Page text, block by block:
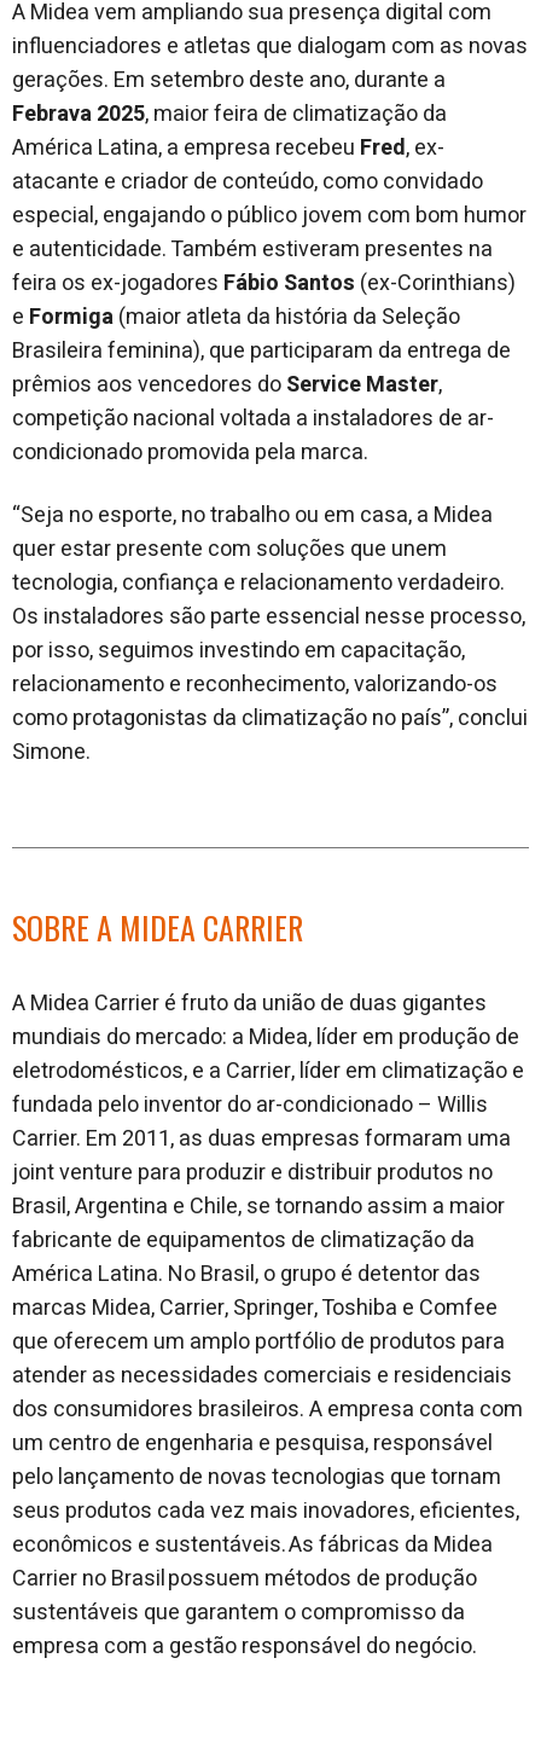
A Midea vem ampliando sua presença digital com
influenciadores e atletas que dialogam com as novas
gerações. Em setembro deste ano, durante a
Febrava 2025, maior feira de climatização da
América Latina, a empresa recebeu Fred, ex-
atacante e criador de conteúdo, como convidado
especial, engajando o público jovem com bom humor
e autenticidade. Também estiveram presentes na
feira os ex-jogadores Fábio Santos (ex-Corinthians)
e Formiga(maior atleta da história da Seleção
Brasileira feminina), que participaram da entrega de
prêmios aos vencedores doService Master,
competição nacional voltada a instaladores de ar-
condicionado promovida pela marca.
“Seja no esporte, no trabalho ou em casa, a Midea
quer estar presente com soluções que unem
tecnologia, confiança e relacionamento verdadeiro.
Os instaladores são parte essencial nesse processo,
por isso, seguimos investindo em capacitação,
relacionamento e reconhecimento, valorizando-os
como protagonistas da climatização no país”, conclui
Simone.
SOBRE A MIDEA CARRIER
A Midea Carrier é fruto da união de duas gigantes
mundiais do mercado: a Midea, líder em produção de
eletrodomésticos, e a Carrier, líder em climatização e
fundada pelo inventor do ar-condicionado – Willis
Carrier. Em 2011, as duas empresas formaram uma
joint venture para produzir e distribuir produtos no
Brasil, Argentina e Chile, se tornando assim a maior
fabricante de equipamentos de climatização da
América Latina. No Brasil, o grupo é detentor das
marcas Midea, Carrier, Springer, Toshiba e Comfee
que oferecem um amplo portfólio de produtos para
atender as necessidades comerciais e residenciais
dos consumidores brasileiros. A empresa conta com
um centro de engenharia e pesquisa, responsável
pelo lançamento de novas tecnologias que tornam
seus produtos cada vez mais inovadores, eficientes,
econômicos e sustentáveis. As fábricas da Midea
Carrier no Brasil possuem métodos de produção
sustentáveis que garantem o compromisso da
empresa com a gestão responsável do negócio.